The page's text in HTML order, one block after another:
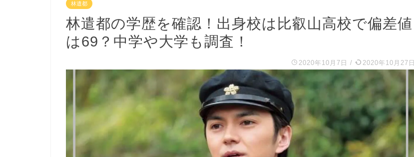
林遣都
林遣都の学歴を確認！出身校は比叡山高校で偏差値
は69？中学や大学も調査！
2020年10月7日 / 2020年10月27日